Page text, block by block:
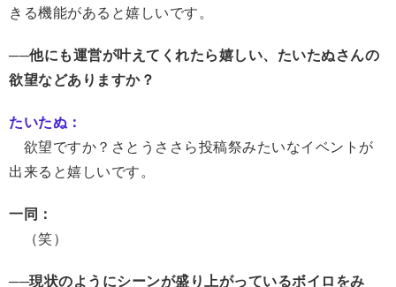
きる機能があると嬉しいです。
──他にも運営が叶えてくれたら嬉しい、たいたぬさんの
欲望などありますか？
たいたぬ：
欲望ですか？さとうささら投稿祭みたいなイベントが
出来ると嬉しいです。
一同：
（笑）
──現状のようにシーンが盛り上がっているボイロをみ